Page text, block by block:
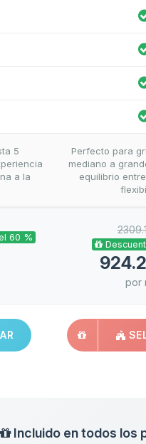
5
a la
Perfecto para
mediano a
equilibrio
60 %
por
Incluido en todos los